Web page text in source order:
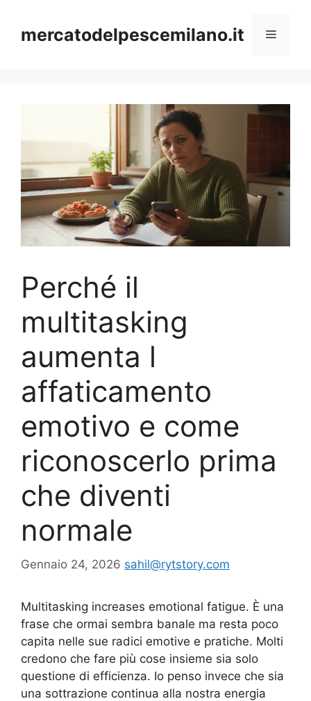
contenuto
mercatodelpescemilano.it Menu
Perché il
multitasking
aumenta l
affaticamento
emotivo e come
riconoscerlo prima
che diventi
normale
Gennaio 24, 2026 sahil@rytstory.com
Multitasking increases emotional fatigue. È una
frase che ormai sembra banale ma resta poco
capita nelle sue radici emotive e pratiche. Molti
credono che fare più cose insieme sia solo
questione di efficienza. Io penso invece che sia
una sottrazione continua alla nostra energia